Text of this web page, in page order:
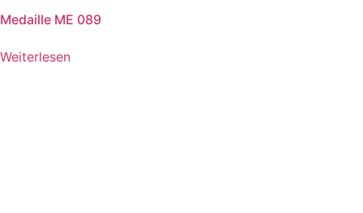
Medaille ME 089
Weiterlesen